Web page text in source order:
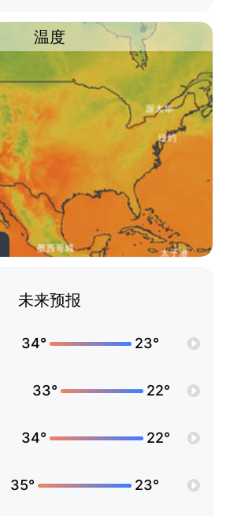
温度
未来预报
34° 23°
33° 22°
34° 22°
35° 23°